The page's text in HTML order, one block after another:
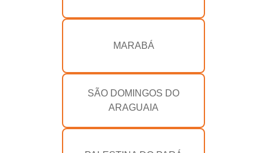
MARABÁ
SÃO DOMINGOS DO
ARAGUAIA